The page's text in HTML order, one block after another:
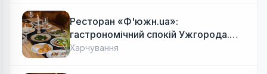
Ресторан «Ф'южн.ua»:
гастрономічний спокій Ужгорода.
Авторська локальна кухня, затишок
Харчування